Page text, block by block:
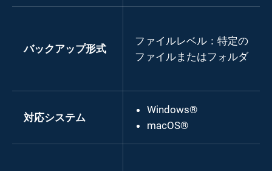
バックアップ形式
ファイルレベル：特定の
ファイルまたはフォルダ
対応システム
Windows®
macOS®